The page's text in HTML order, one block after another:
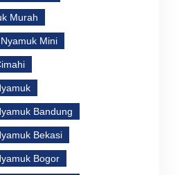
Murah
Mini
Bandung
Bekasi
Bogor